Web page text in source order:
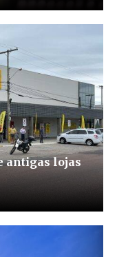
antigas lojas